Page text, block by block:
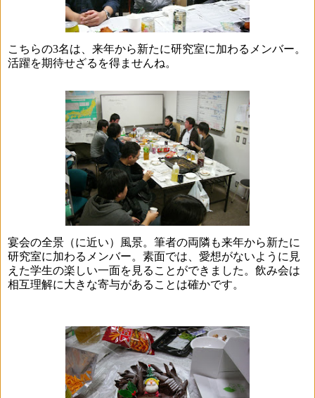
こちらの3名は、来年から新たに研究室に加わるメンバー。
活躍を期待せざるを得ませんね。
宴会の全景（に近い）風景。筆者の両隣も来年から新たに
研究室に加わるメンバー。素面では、愛想がないように見
えた学生の楽しい一面を見ることができました。飲み会は
相互理解に大きな寄与があることは確かです。